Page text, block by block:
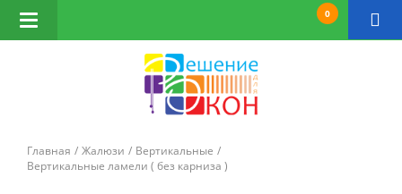
0
Открыть
навигацию
Главная Жалюзи
Вертикальные
Вертикальные ламели ( без карниза )